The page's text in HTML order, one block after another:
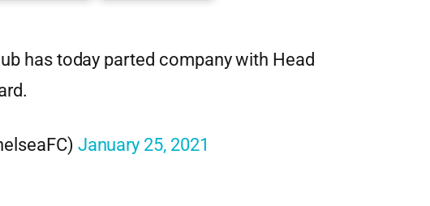
has today parted company with Head
January 25, 2021